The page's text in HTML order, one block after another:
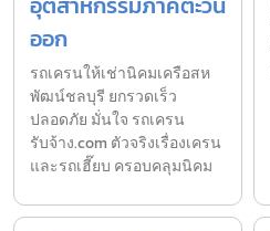
ออก
รถเครนให้เช่านิคมเครือสห
พัฒน์ชลบุรี ยกรวดเร็ว
ปลอดภัย มั่นใจ รถเครน
รับจ้าง.com ตัวจริงเรื่องเครน
และรถเฮี๊ยบ ครอบคลุมนิคม